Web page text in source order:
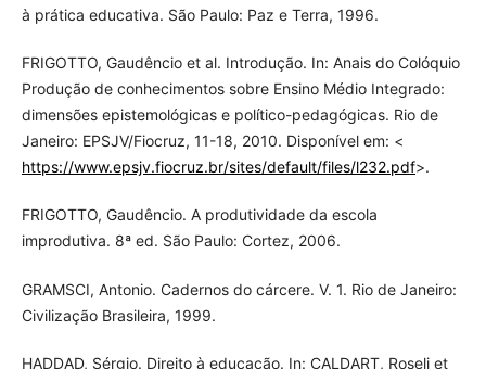
à prática educativa. São Paulo: Paz e Terra, 1996.
FRIGOTTO, Gaudêncio et al. Introdução. In: Anais do Colóquio
Produção de conhecimentos sobre Ensino Médio Integrado:
dimensões epistemológicas e político-pedagógicas. Rio de
Janeiro: EPSJV/Fiocruz, 11-18, 2010. Disponível em: <
https://www.epsjv.fiocruz.br/sites/default/files/l232.pdf>.
FRIGOTTO, Gaudêncio. A produtividade da escola
improdutiva. 8ª ed. São Paulo: Cortez, 2006.
GRAMSCI, Antonio. Cadernos do cárcere. V. 1. Rio de Janeiro:
Civilização Brasileira, 1999.
HADDAD, Sérgio. Direito à educação. In: CALDART, Roseli et